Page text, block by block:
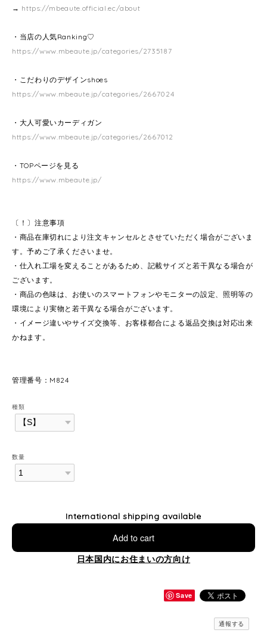
→ https://mbeaute.official.ec/about
・当店の人気Ranking♡
https://www.mbeaute.jp/categories/2735187
・こだわりのデザインshoes
https://www.mbeaute.jp/categories/2667024
・大人可愛いカーディガン
https://www.mbeaute.jp/categories/2667012
・TOPページを見る
https://www.mbeaute.jp/
〔！〕注意事項
・商品在庫切れにより注文キャンセルとさせていただく場合がございま
す。予めご了承くださいませ。
・仕入れ工場を変えることがあるため、記載サイズと若干異なる場合が
ございます。
・商品の色味は、お使いのスマートフォンやモニターの設定、照明等の
環境により実物と若干異なる場合がございます。
・イメージ違いやサイズ交換等、お客様都合による返品交換は対応出来
かねます。
管理番号：M824
種類
数量
International shipping available
Add to cart
日本国内にお住まいの方向け
Save
通報する